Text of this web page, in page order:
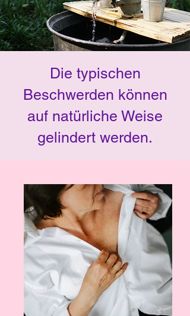
Die typischen
Beschwerden können
auf natürliche Weise
gelindert werden.